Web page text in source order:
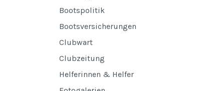
Bootspolitik
Bootsversicherungen
Clubwart
Clubzeitung
Helferinnen & Helfer